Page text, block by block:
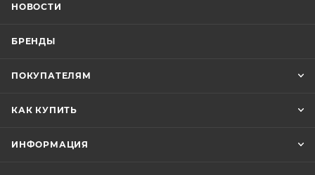
НОВОСТИ
БРЕНДЫ
ПОКУПАТЕЛЯМ
КАК КУПИТЬ
ИНФОРМАЦИЯ